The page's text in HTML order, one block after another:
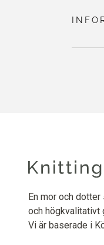
En mor och
och högkvalitativt
Vi är baserade i